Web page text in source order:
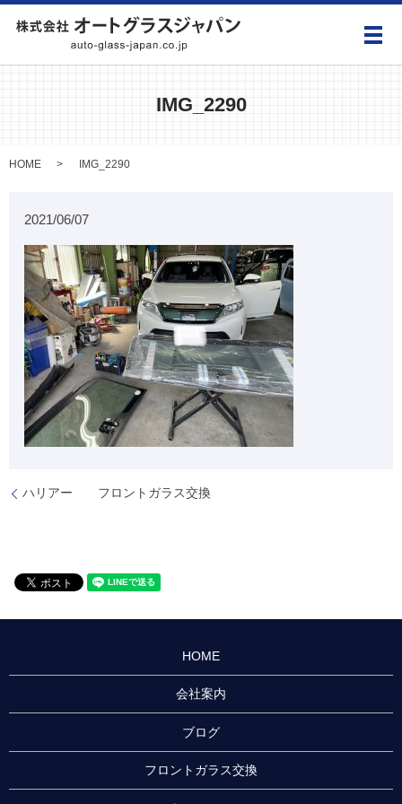
メ
IMG_2290
HOME IMG_2290
2021/06/07
ハリアー フロントガラス交換
HOME
会社案内
ブログ
フロントガラス交換